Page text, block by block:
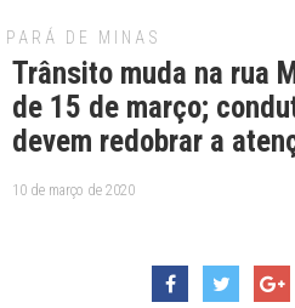
PARÁ DE MINAS
Trânsito muda na rua
de 15 de março;
devem redobrar a
10 de março de 2020